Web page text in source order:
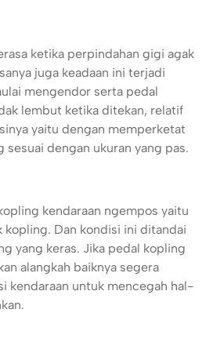
ketika perpindahan gigi agak
juga keadaan ini terjadi
mengendor serta pedal
lembut ketika ditekan, relatif
yaitu dengan memperketat
sesuai dengan ukuran yang pas.
kendaraan ngempos yaitu
kopling. Dan kondisi ini ditandai
yang keras. Jika pedal kopling
alangkah baiknya segera
kendaraan untuk mencegah hal-